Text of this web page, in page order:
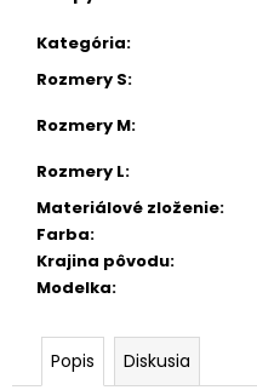
Kategória:
Rozmery S:
Rozmery M:
Rozmery L:
Materiálové zloženie:
Farba:
Krajina pôvodu:
Modelka:
Popis Diskusia